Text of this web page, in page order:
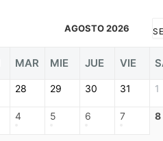
AGOSTO 2026
MAR MIE JUE VIE
28 29 30 31 1
4 5 6 7 8